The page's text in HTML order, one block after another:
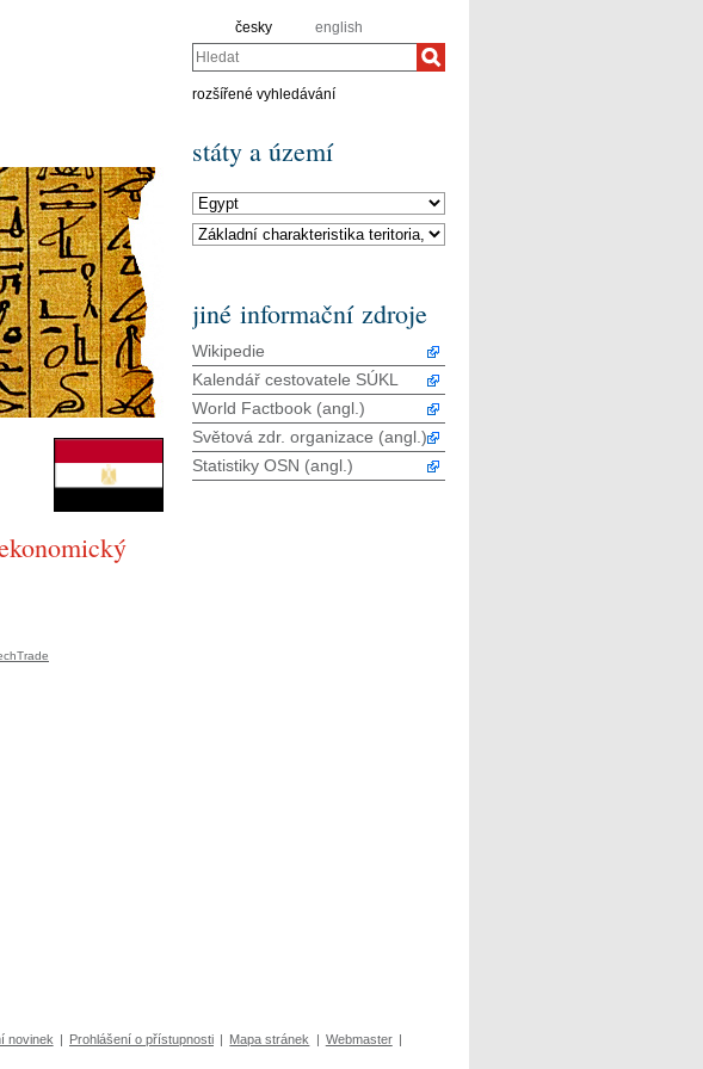
česky english
Hledat
rozšířené vyhledávání
státy a území
jiné informační zdroje
Wikipedie
Kalendář cestovatele SÚKL
World Factbook (angl.)
Světová zdr. organizace (angl.)
Statistiky OSN (angl.)
novinek | Prohlášení o přístupnosti | Mapa stránek | Webmaster |